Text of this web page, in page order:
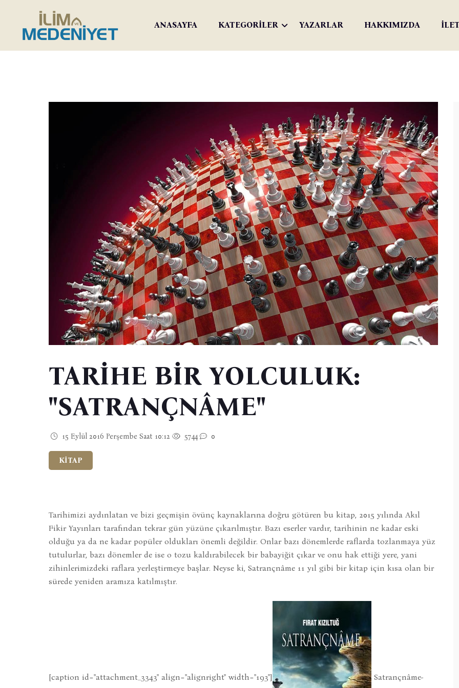
ANASAYFA KATEGORİLER YAZARLAR HAKKIMIZDA
TARİHE BİR YOLCULUK:
"SATRANÇNÂME"
15 Eylül 2016 Perşembe Saat 10:12 5744 0
KİTAP
Tarihimizi aydınlatan ve bizi geçmişin övünç kaynaklarına doğru götüren bu kitap, 2015 yılında Akıl
Fikir Yayınları tarafından tekrar gün yüzüne çıkarılmıştır. Bazı eserler vardır, tarihinin ne kadar eski
olduğu ya da ne kadar popüler oldukları önemli değildir. Onlar bazı dönemlerde raflarda tozlanmaya yüz
tutulurlar, bazı dönemler de ise o tozu kaldırabilecek bir babayiğit çıkar ve onu hak ettiği yere, yani
zihinlerimizdeki raflara yerleştirmeye başlar. Neyse ki, Satrançnâme 11 yıl gibi bir kitap için kısa olan bir
sürede yeniden aramıza katılmıştır.
[caption id="attachment_3343" align="alignright" width="193"] Satrançnâme-